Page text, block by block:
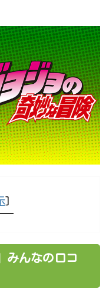
]
みんなの口コ